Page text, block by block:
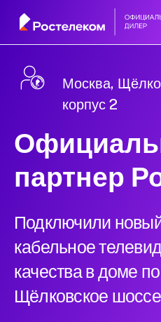
Москва,
корпус 2
партнер
Подключили
кабельное
качества в доме
Щёлковское